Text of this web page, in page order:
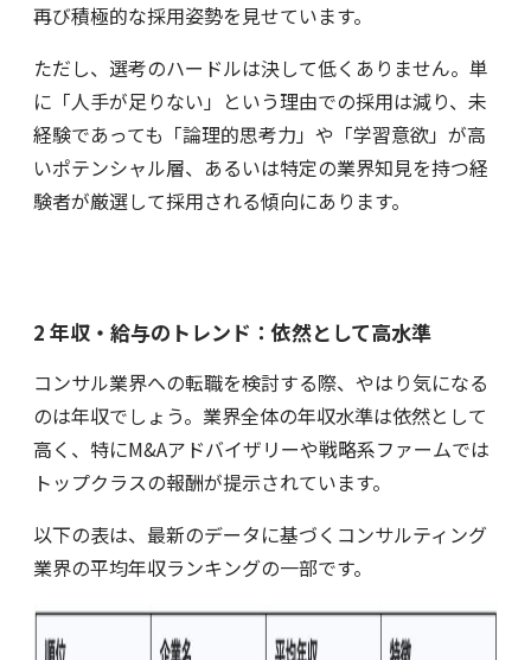
再び積極的な採用姿勢を見せています。
ただし、選考のハードルは決して低くありません。単
に「人手が足りない」という理由での採用は減り、未
経験であっても「論理的思考力」や「学習意欲」が高
いポテンシャル層、あるいは特定の業界知見を持つ経
験者が厳選して採用される傾向にあります。
2 年収・給与のトレンド：依然として高水準
コンサル業界への転職を検討する際、やはり気になる
のは年収でしょう。業界全体の年収水準は依然として
高く、特にM&Aアドバイザリーや戦略系ファームでは
トップクラスの報酬が提示されています。
以下の表は、最新のデータに基づくコンサルティング
業界の平均年収ランキングの一部です。